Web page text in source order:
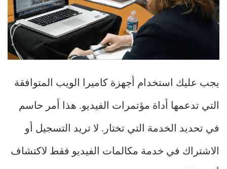
يجب عليك استخدام أجهزة كاميرا الويب المتوافقة
التي تدعمها أداة مؤتمرات الفيديو. هذا أمر حاسم
في تحديد الخدمة التي تختار. لا تريد التسجيل أو
الاشتراك في خدمة مكالمات الفيديو فقط لاكتشاف